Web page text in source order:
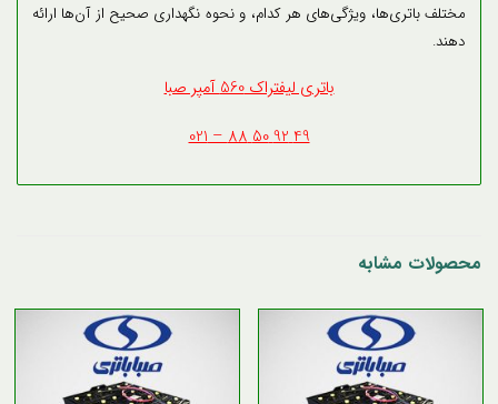
مختلف باتری‌ها، ویژگی‌های هر کدام، و نحوه نگهداری صحیح از آن‌ها ارائه
دهند.
باتری لیفتراک 560 آمپر صبا
49 92 50 88 – 021
محصولات مشابه